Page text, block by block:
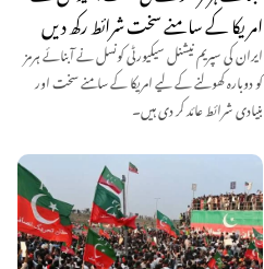
امریکا کے سامنے سخت شرائط رکھ دیں
ایران کی سپریم نیشنل سیکیورٹی کونسل نے آبنائے ہرمز
کو دوبارہ کھولنے کے لیے امریکا کے سامنے سخت اور
بنیادی شرائط عائد کر دی ہیں۔